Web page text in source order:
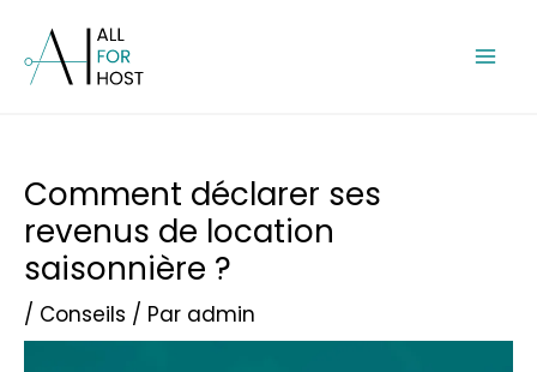
contenu
Comment déclarer ses
revenus de location
saisonnière ?
/ Conseils / Par admin
navigation